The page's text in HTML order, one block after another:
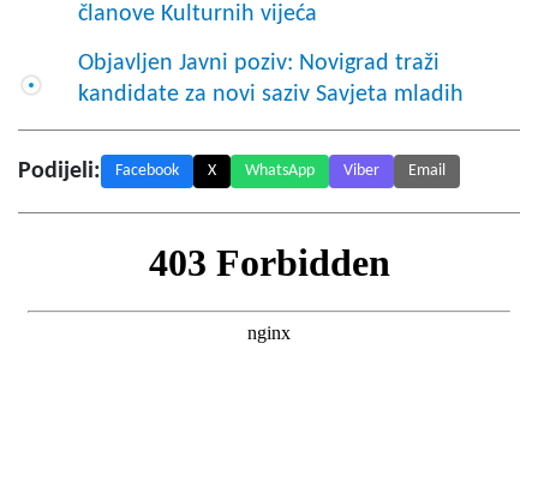
članove Kulturnih vijeća
Objavljen Javni poziv: Novigrad traži
kandidate za novi saziv Savjeta mladih
Podijeli: Facebook X WhatsApp Viber Email